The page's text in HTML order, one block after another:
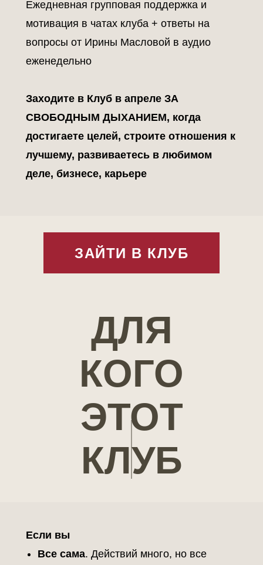
ЗАЙТИ В КЛУБ
Ежедневная групповая поддержка и
мотивация в чатах клуба + ответы на
вопросы от Ирины Масловой в аудио
еженедельно
Заходите в Клуб в апреле ЗА
СВОБОДНЫМ ДЫХАНИЕМ, когда
достигаете целей, строите отношения к
лучшему, развиваетесь в любимом
деле, бизнесе, карьере
ДЛЯ
КОГО
ЭТОТ
КЛУБ
Если вы
Все сама. Действий много, но все